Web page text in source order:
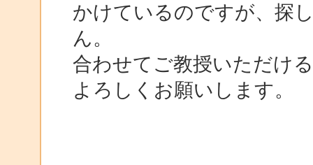
かけているのですが、探
ん。
合わせてご教授いただけ
よろしくお願いします。